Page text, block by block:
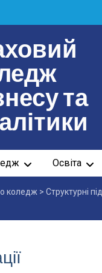
та
Освіта
коледж > Структурні